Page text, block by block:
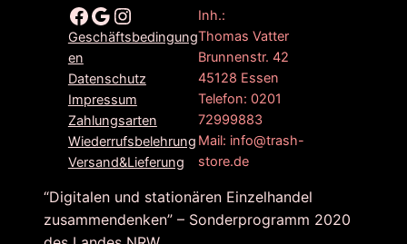
Facebook Google Instagram
Geschäftsbedingung
en
Datenschutz
Impressum
Zahlungsarten
Wiederrufsbelehrung
Versand&Lieferung
Inh.:
Thomas Vatter
Brunnenstr. 42
45128 Essen
Telefon: 0201
72999883
Mail: info@trash-
store.de
“Digitalen und stationären Einzelhandel
zusammendenken” – Sonderprogramm 2020